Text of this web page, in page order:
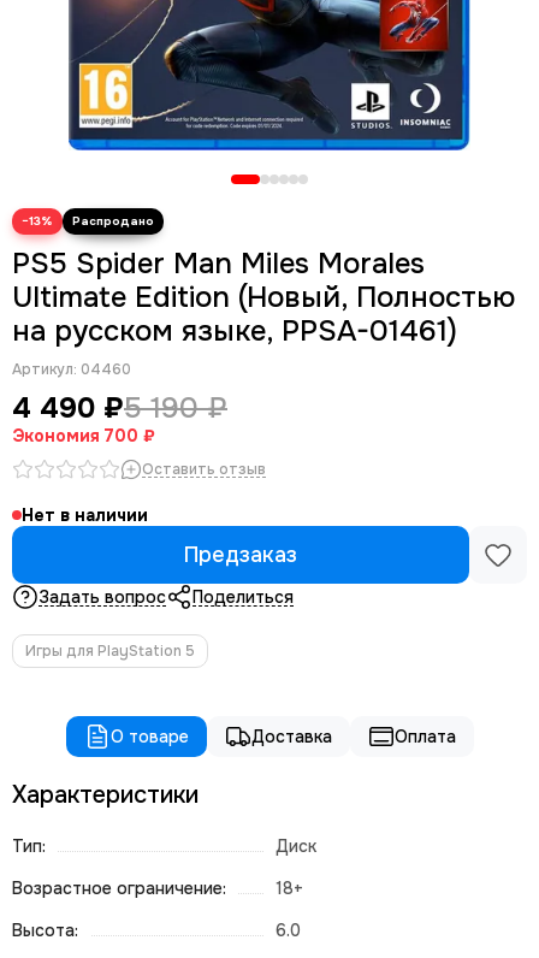
−13%
PS5 Spider Man Miles Morales
Ultimate Edition (Новый, Полностью
на русском языке, PPSA-01461)
Артикул: 04460
4 490 ₽5 190 ₽
Экономия 700 ₽
Оставить отзыв
Нет в наличии
Предзаказ
Задать вопрос Поделиться
Игры для PlayStation 5
О товаре Доставка Оплата
Характеристики
Тип:
Диск
Возрастное ограничение:
18+
Высота:
6.0